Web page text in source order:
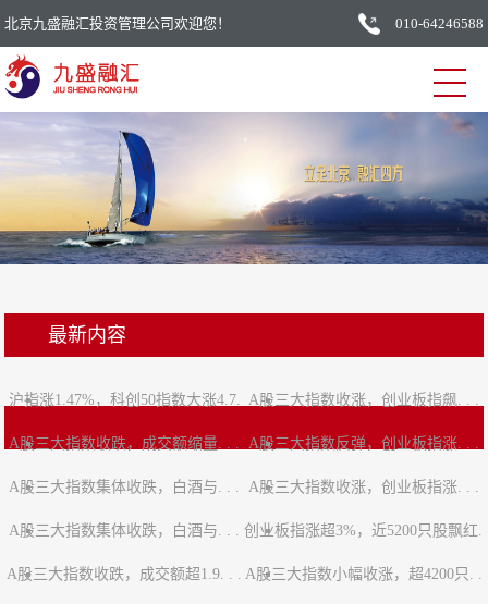
北京九盛融汇投资管理公司欢迎您！ 010-64246588
最新内容
沪指涨1.47%，科创50指数大涨4.7.
. .
A股三大指数收涨，创业板指飙. . .
A股三大指数收跌，成交额缩量. . . A股三大指数反弹，创业板指涨. . .
A股三大指数集体收跌，白酒与. . . A股三大指数收涨，创业板指涨. . .
A股三大指数集体收跌，白酒与. . . 创业板指涨超3%，近5200只股飘红.
. .
A股三大指数收跌，成交额超1.9. . . A股三大指数小幅收涨，超4200只. .